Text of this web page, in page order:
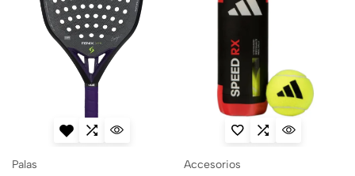
Palas Accesorios